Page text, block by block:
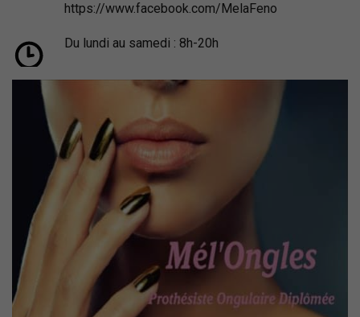
https://www.facebook.com/MelaFeno
Du lundi au samedi : 8h-20h